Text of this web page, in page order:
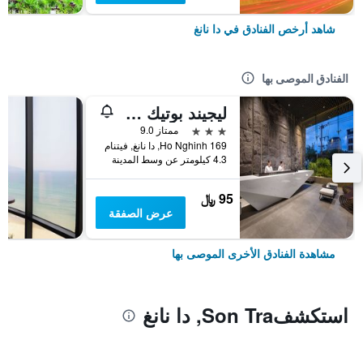
شاهد أرخص الفنادق في دا نانغ
الفنادق الموصى بها
ليجيند بوتيك هوتل
3 نجوم
ممتاز 9.0
169 Ho Nghinh, دا نانغ, فيتنام
4.3 كيلومتر عن وسط المدينة
95 ﷼
عرض الصفقة
مشاهدة الفنادق الأخرى الموصى بها
استكشفSon Tra, دا نانغ